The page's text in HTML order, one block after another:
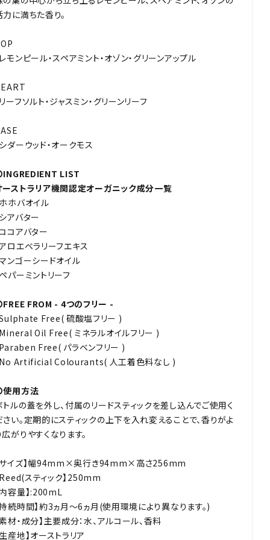
力に満ちた香り。
レモンピール・スペアミント・オゾン・グリーンアップル
リーフソルト・ジャスミン・グリーンリーフ
シダーウッド・オークモス
INGREDIENT LIST
ーストラリア機関認定オーガニック成分一覧
ホホバオイル
シアバター
ココアバター
アロエベラリーフエキス
マンゴーシードオイル
ペパーミントリーフ
FREE FROM - 4つのフリー -
Sulphate Free( 硫酸塩フリー )
Mineral Oil Free( ミネラルオイルフリー )
Paraben Free( パラベンフリー )
No Artificial Colourants( 人工着色料なし )
使用方法
トルの蓋を外し、付属のリードスティックを差し込んでご使用く
さい。定期的にスティックの上下を入れ変えることで、香りがよ
広がりやすくなります。
サイズ】幅94mm×奥行き94mm×高さ256mm
Reed(スティック】250mm
内容量】:200mL
持続時間】約3ヵ月～6ヵ月(使用環境により異なります。)
素材・成分】主要成分：水、アルコール、香料
生産地】オーストラリア